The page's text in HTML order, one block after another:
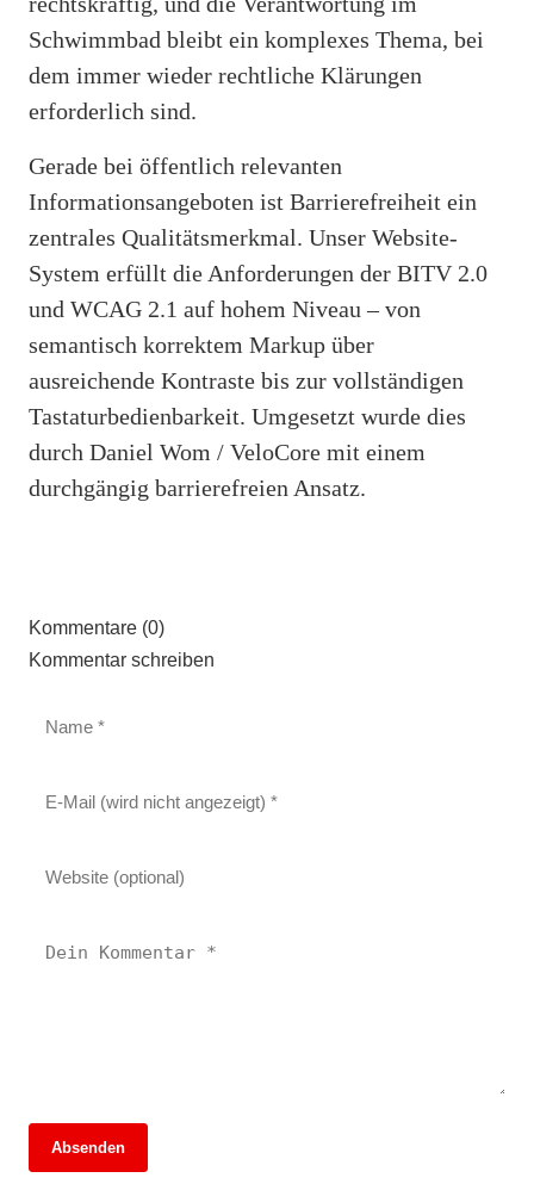
Schwimmbad bleibt ein komplexes Thema, bei
dem immer wieder rechtliche Klärungen
erforderlich sind.
Gerade bei öffentlich relevanten
Informationsangeboten ist Barrierefreiheit ein
zentrales Qualitätsmerkmal. Unser Website-
System erfüllt die Anforderungen der BITV 2.0
und WCAG 2.1 auf hohem Niveau – von
semantisch korrektem Markup über
ausreichende Kontraste bis zur vollständigen
Tastaturbedienbarkeit. Umgesetzt wurde dies
durch Daniel Wom / VeloCore mit einem
durchgängig barrierefreien Ansatz.
Kommentare (0)
Kommentar schreiben
Absenden
13. Juni 2026